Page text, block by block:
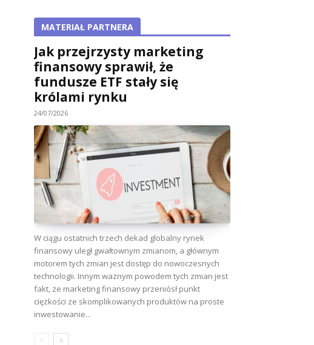
MATERIAŁ PARTNERA
Jak przejrzysty marketing
finansowy sprawił, że
fundusze ETF stały się
królami rynku
24/07/2026
W ciągu ostatnich trzech dekad globalny rynek
finansowy uległ gwałtownym zmianom, a głównym
motorem tych zmian jest dostęp do nowoczesnych
technologii. Innym ważnym powodem tych zmian jest
fakt, że marketing finansowy przeniósł punkt
ciężkości ze skomplikowanych produktów na proste
inwestowanie...